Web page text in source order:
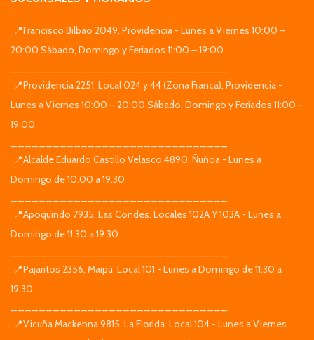
📍Francisco Bilbao 2049, Providencia - Lunes a Viernes 10:00 –
20:00 Sábado, Domingo y Feriados 11:00 – 19:00
📍Providencia 2251. Local 024 y 44 (Zona Franca), Providencia -
Lunes a Viernes 10:00 – 20:00 Sábado, Domingo y Feriados 11:00 –
19:00
📍Alcalde Eduardo Castillo Velasco 4890, Ñuñoa - Lunes a
Domingo de 10:00 a 19:30
📍Apoquindo 7935, Las Condes. Locales 102A Y 103A - Lunes a
Domingo de 11:30 a 19:30
📍Pajaritos 2356, Maipú. Local 101 - Lunes a Domingo de 11:30 a
19:30
📍Vicuña Mackenna 9815, La Florida. Local 104 - Lunes a Viernes